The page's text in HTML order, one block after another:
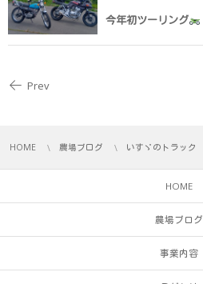
今年初ツーリング
Prev
HOME 農場ブログ いすゞのトラック
HOME
農場ブログ
事業内容